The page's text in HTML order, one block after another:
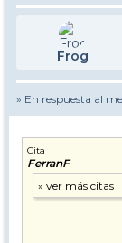
Frog
» En respuesta al
Cita
FerranF